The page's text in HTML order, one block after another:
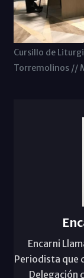
Cursillo de
Torremolinos //
Encarni
Periodista que
Delegación